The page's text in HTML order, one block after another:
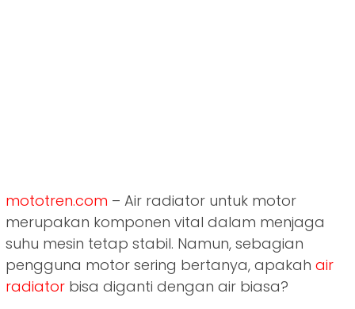
mototren.com – Air radiator untuk motor
merupakan komponen vital dalam menjaga
suhu mesin tetap stabil. Namun, sebagian
pengguna motor sering bertanya, apakah air
radiator bisa diganti dengan air biasa?